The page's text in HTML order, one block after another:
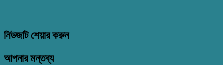
নিউজটি শেয়ার করুন
আপনার মন্তব্য